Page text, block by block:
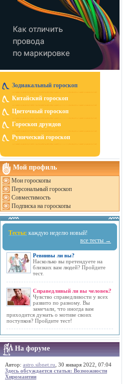
Зодиакальный гороскоп
Китайский гороскоп
Цветочный гороскоп
Гороскоп друидов
Рунический гороскоп
Мой профиль
Мои гороскопы
Персональный гороскоп
Совместимость
Подписка на гороскопы
Тесты: каждую неделю новый!
все тесты →
Ревнивы ли вы?
Насколько вы претендуете на
близких вам людей? Пройдите
тест.
Справедливый ли вы человек?
Чувство справедливости у всех
развито по разному. Вы
замечали, что иногда вам
приходится думать о мотиве своих
поступков? Пройдите тест!
На форуме
Автор: astro.sibnet.ru , 30 января 2022, 07:04
Здесь обсуждается статья: Возможности
Хиромантии